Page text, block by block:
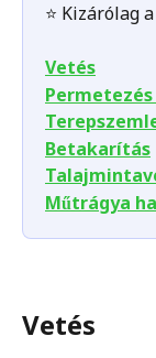
⭐️ Kizárólag
Vetés
Betakarítás
Műtrágya
Vetés